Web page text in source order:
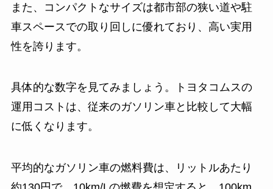
また、コンパクトなサイズは都市部の狭い道や駐
車スペースでの取り回しに優れており、高い実用
性を誇ります。
具体的な数字を見てみましょう。トヨタコムスの
運用コストは、従来のガソリン車と比較して大幅
に低くなります。
平均的なガソリン車の燃料費は、リットルあたり